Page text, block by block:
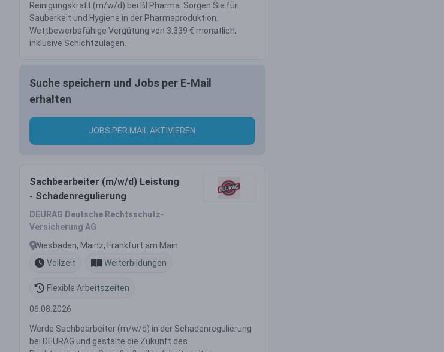
Reinigungskraft (m/w/d) bei BI Pharma: Sorgen Sie für
Sauberkeit und Hygiene in der Pharmaproduktion.
Wettbewerbsfähige Vergütung von 3.339 € monatlich,
inklusive Schichtzulagen.
Suche speichern und Jobs per E-Mail
erhalten
JOBS PER MAIL AKTIVIEREN
Sachbearbeiter (m/w/d) Leistung
- Schadenregulierung
DEURAG Deutsche Rechtsschutz-
Versicherung AG
Wiesbaden, Mainz, Frankfurt am Main
Vollzeit
Weiterbildungen
Flexible Arbeitszeiten
06.08.2026
Werde Sachbearbeiter (m/w/d) in der Schadenregulierung
bei DEURAG und gestalte die Zukunft des